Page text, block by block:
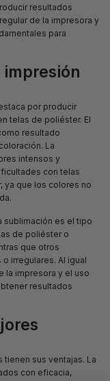
resultados
de la impresora y
para
por producir
telas de poliéster. El
resultado
La
intensos y
con telas
ya que los colores no
sublimación es el tipo
de poliéster o
que otros
irregulares. Al igual
la impresora y el uso
resultados
sus ventajas. La
con eficacia,